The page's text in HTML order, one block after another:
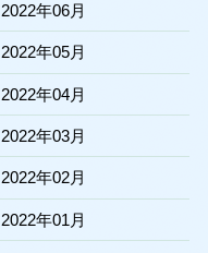
2022年06月
2022年05月
2022年04月
2022年03月
2022年02月
2022年01月